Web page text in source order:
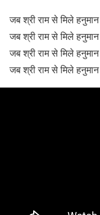
जब श्री राम से मिले हनुमान
जब श्री राम से मिले हनुमान
जब श्री राम से मिले हनुमान
जब श्री राम से मिले हनुमान